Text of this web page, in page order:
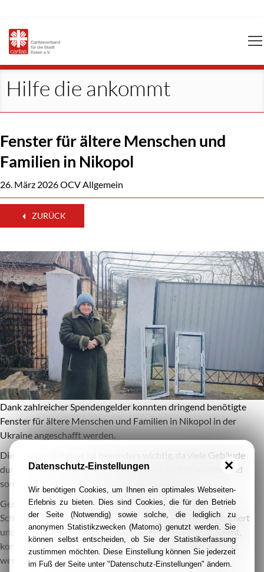
Hilfe die ankommt
Fenster für ältere Menschen und
Familien in Nikopol
26. März 2026OCV Allgemein
ZURÜCK
Dank zahlreicher Spendengelder konnten dringend benötigte
Fenster für ältere Menschen und Familien in Nikopol in der
Ukraine angeschafft werden.
Diese Unterstützung ist besonders wichtig, da viele Gebäude
durch die Folgen des Ukraine-Kriegs beschädigt wurden und
somit Schutz vor Kälte und Witterung fehlt.
Gemeinsam mit dem engagierten Unternehmer Thomas
Schiemann, der sich um die Beschaffung und Logistik kümmerte
und der din Kontakt mit den Menschen in der Ukraine steht,
konnten die Fenster erfolgreich an die Familien ausgeliefert
werden.
Datenschutz-Einstellungen
Wir benötigen Cookies, um Ihnen ein optimales Webseiten-
Erlebnis zu bieten. Dies sind Cookies, die für den Betrieb
der Seite (Notwendig) sowie solche, die lediglich zu
anonymen Statistikzwecken (Matomo) genutzt werden. Sie
können selbst entscheiden, ob Sie der Statistikerfassung
zustimmen möchten. Diese Einstellung können Sie jederzeit
im Fuß der Seite unter "Datenschutz-Einstellungen" ändern.